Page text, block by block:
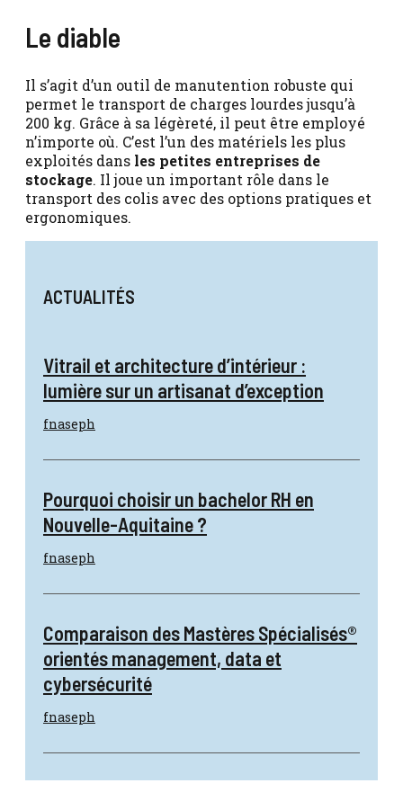
Le diable
Il s’agit d’un outil de manutention robuste qui
permet le transport de charges lourdes jusqu’à
200 kg. Grâce à sa légèreté, il peut être employé
n’importe où. C’est l’un des matériels les plus
exploités dans les petites entreprises de
stockage. Il joue un important rôle dans le
transport des colis avec des options pratiques et
ergonomiques.
ACTUALITÉS
Vitrail et architecture d’intérieur :
lumière sur un artisanat d’exception
fnaseph
Pourquoi choisir un bachelor RH en
Nouvelle-Aquitaine ?
fnaseph
Comparaison des Mastères Spécialisés®
orientés management, data et
cybersécurité
fnaseph